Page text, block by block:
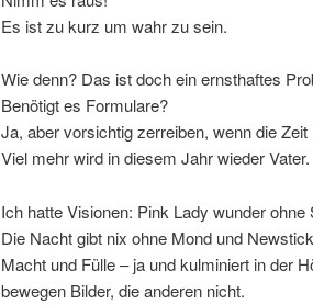
Es ist zu kurz um wahr zu sein.
Wie denn? Das ist doch ein ernsthaftes
Benötigt es Formulare?
Ja, aber vorsichtig zerreiben, wenn die Zeit
Viel mehr wird in diesem Jahr wieder Vater.
Ich hatte Visionen: Pink Lady wunder ohne
Die Nacht gibt nix ohne Mond und
Macht und Fülle – ja und kulminiert in der
bewegen Bilder, die anderen nicht.